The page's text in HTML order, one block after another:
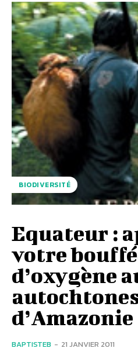
BIODIVERSITÉ
Equateur :
votre
d’oxygène
d’Amazonie
BAPTISTEB - 21 JANVIER 2011